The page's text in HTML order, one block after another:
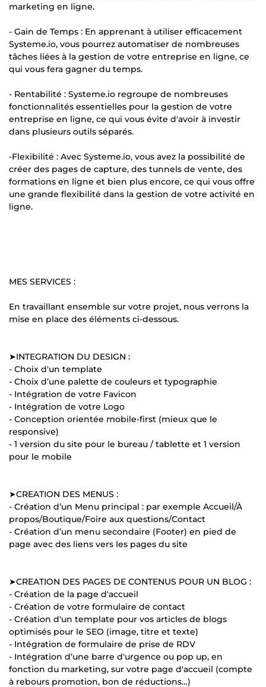
marketing en ligne.
- Gain de Temps : En apprenant à utiliser efficacement
Systeme.io, vous pourrez automatiser de nombreuses
tâches liées à la gestion de votre entreprise en ligne, ce
qui vous fera gagner du temps.
- Rentabilité : Systeme.io regroupe de nombreuses
fonctionnalités essentielles pour la gestion de votre
entreprise en ligne, ce qui vous évite d'avoir à investir
dans plusieurs outils séparés.
-Flexibilité : Avec Systeme.io, vous avez la possibilité de
créer des pages de capture, des tunnels de vente, des
formations en ligne et bien plus encore, ce qui vous offre
une grande flexibilité dans la gestion de votre activité en
ligne.
MES SERVICES :
En travaillant ensemble sur votre projet, nous verrons la
mise en place des éléments ci-dessous.
➤INTEGRATION DU DESIGN :
- Choix d'un template
- Choix d’une palette de couleurs et typographie
- Intégration de votre Favicon
- Intégration de votre Logo
- Conception orientée mobile-first (mieux que le
responsive)
- 1 version du site pour le bureau / tablette et 1 version
pour le mobile
➤CREATION DES MENUS :
- Création d’un Menu principal : par exemple Accueil/À
propos/Boutique/Foire aux questions/Contact
- Création d’un menu secondaire (Footer) en pied de
page avec des liens vers les pages du site
➤CREATION DES PAGES DE CONTENUS POUR UN BLOG :
- Création de la page d'accueil
- Création de votre formulaire de contact
- Création d'un template pour vos articles de blogs
optimisés pour le SEO (image, titre et texte)
- Intégration de formulaire de prise de RDV
- Intégration d’une barre d'urgence ou pop up, en
fonction du marketing, sur votre page d'accueil (compte
à rebours promotion, bon de réductions…)